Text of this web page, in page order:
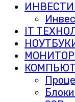
IT